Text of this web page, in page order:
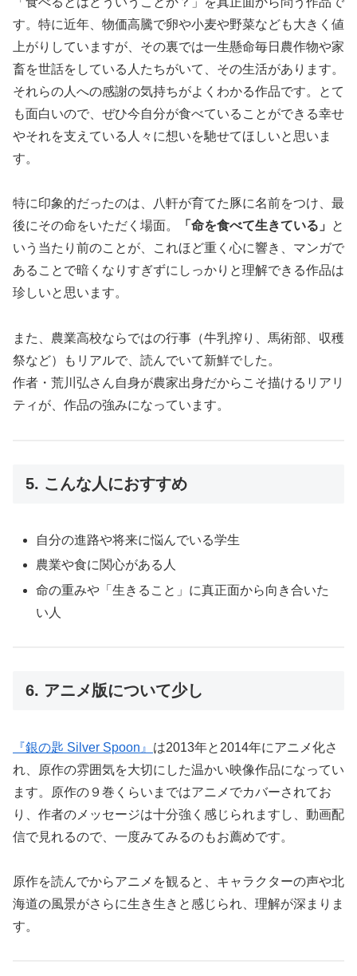
す。特に近年、物価高騰で卵や小麦や野菜なども大きく値
上がりしていますが、その裏では一生懸命毎日農作物や家
畜を世話をしている人たちがいて、その生活があります。
それらの人への感謝の気持ちがよくわかる作品です。とて
も面白いので、ぜひ今自分が食べていることができる幸せ
やそれを支えている人々に想いを馳せてほしいと思いま
す。
特に印象的だったのは、八軒が育てた豚に名前をつけ、最
後にその命をいただく場面。
「命を食べて生きている」
と
いう当たり前のことが、これほど重く心に響き、マンガで
あることで暗くなりすぎずにしっかりと理解できる作品は
珍しいと思います。
また、農業高校ならではの行事（牛乳搾り、馬術部、収穫
祭など）もリアルで、読んでいて新鮮でした。
作者・荒川弘さん自身が農家出身だからこそ描けるリアリ
ティが、作品の強みになっています。
5. こんな人におすすめ
自分の進路や将来に悩んでいる学生
農業や食に関心がある人
命の重みや「生きること」に真正面から向き合いた
い人
6. アニメ版について少し
『銀の匙 Silver Spoon』 は2013年と2014年にアニメ化さ
れ、原作の雰囲気を大切にした温かい映像作品になってい
ます。原作の９巻くらいまではアニメでカバーされてお
り、作者のメッセージは十分強く感じられますし、動画配
信で見れるので、一度みてみるのもお薦めです。
原作を読んでからアニメを観ると、キャラクターの声や北
海道の風景がさらに生き生きと感じられ、理解が深まりま
す。